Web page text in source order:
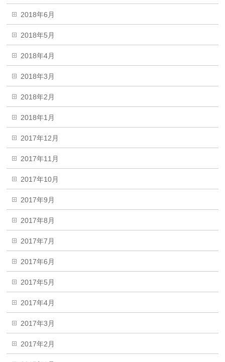
2018年6月
2018年5月
2018年4月
2018年3月
2018年2月
2018年1月
2017年12月
2017年11月
2017年10月
2017年9月
2017年8月
2017年7月
2017年6月
2017年5月
2017年4月
2017年3月
2017年2月